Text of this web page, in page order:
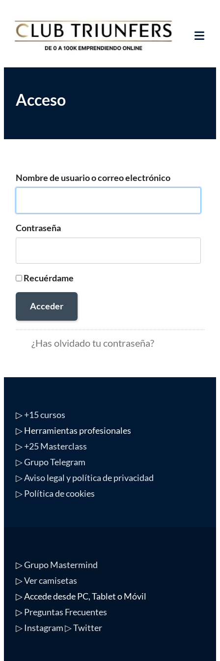
contenido
Club Triunfers
Acceso
Nombre de usuario o correo electrónico
Contraseña
Recuérdame
Acceder
¿Has olvidado tu contraseña?
▷+15 cursos
▷ Herramientas profesionales
▷+25 Masterclass
▷ Grupo Telegram
▷ Aviso legal y política de privacidad
▷ Política de cookies
▷Grupo Mastermind
▷Ver camisetas
▷ Accede desde PC, Tablet o Móvil
▷Preguntas Frecuentes
▷ Instagram▷ Twitter